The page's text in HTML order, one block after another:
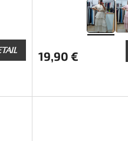
19,90 €